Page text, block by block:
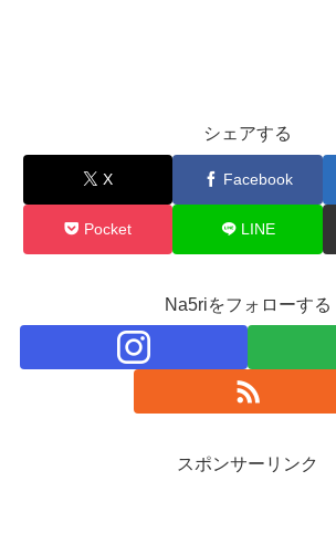
シェアする
X Facebook
Pocket LINE
Na5riをフォローする
スポンサーリンク